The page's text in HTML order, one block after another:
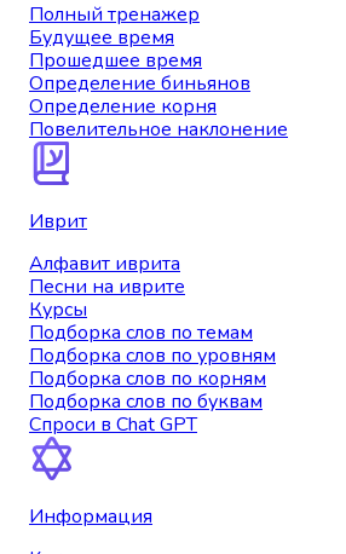
Полный тренажер
Будущее время
Прошедшее время
Определение биньянов
Определение корня
Повелительное наклонение
Иврит
Алфавит иврита
Песни на иврите
Курсы
Подборка слов по темам
Подборка слов по уровням
Подборка слов по корням
Подборка слов по буквам
Спроси в Chat GPT
Информация